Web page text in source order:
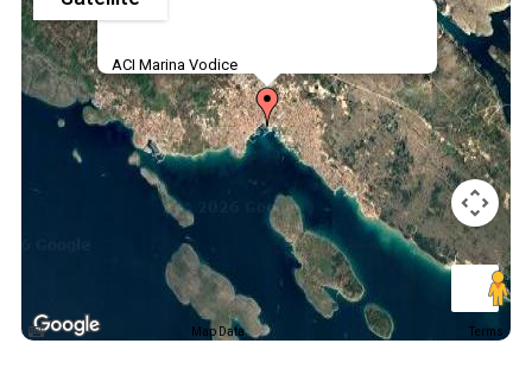
ACI Marina Vodice
Map Data Terms